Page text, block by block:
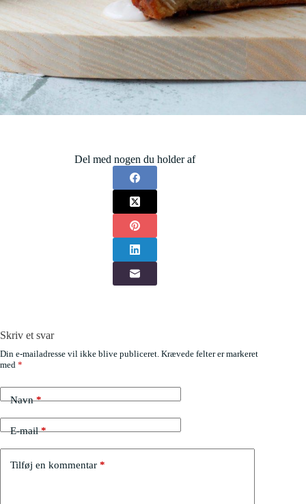
Del med nogen du holder af
Skriv et svar
Din e-mailadresse vil ikke blive publiceret. Krævede felter er markeret
med *
Navn*
E-mail*
Tilføj en kommentar *